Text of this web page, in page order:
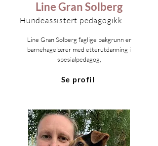
Line Gran Solberg
Hundeassistert pedagogikk
Line Gran Solberg faglige bakgrunn er
barnehagelærer med etterutdanning i
spesialpedagog,
Se profil